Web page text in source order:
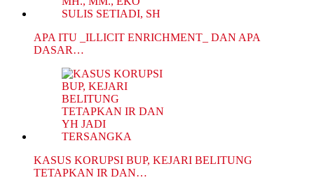
APA ITU _ILLICIT ENRICHMENT_ DAN APA
DASAR…
KASUS KORUPSI BUP, KEJARI BELITUNG
TETAPKAN IR DAN…